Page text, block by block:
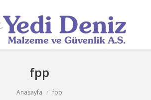
fpp
Anasayfa fpp